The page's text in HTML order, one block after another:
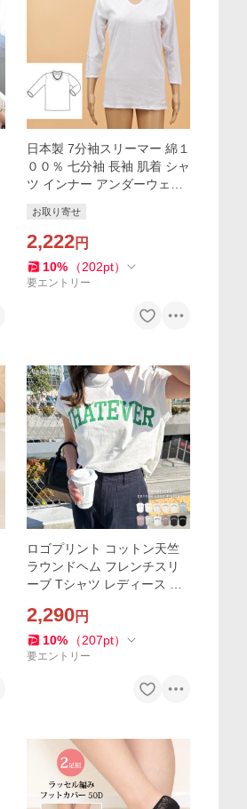
日本製 7分袖スリーマー 綿１
００％ 七分袖 長袖 肌着 シャ
ツ インナー アンダーウェア
0％ 大人 白 ホワイト ピンク
お取り寄せ
2,222円
10% （202pt）
要エントリー
ロゴプリント コットン天竺
ラウンドヘム フレンチスリ
ーブ Tシャツ レディース 体
HATEVER ラウンドヘム 体型
カバー 大人 女性
2,290円
10% （207pt）
要エントリー